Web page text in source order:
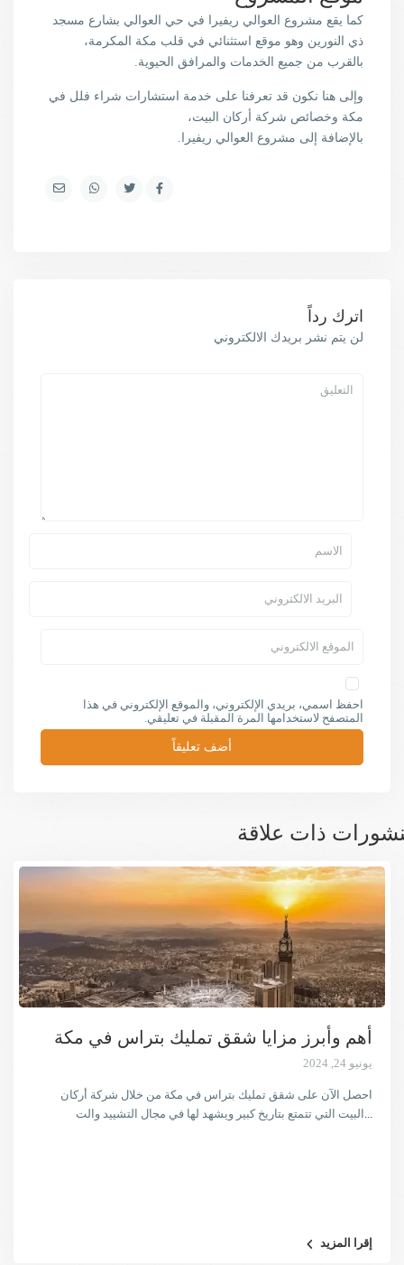
كما يقع مشروع العوالي ريفيرا في حي العوالي بشارع مسجد
ذي النورين وهو موقع استثنائي في قلب مكة المكرمة،
بالقرب من جميع الخدمات والمرافق الحيوية.
وإلى هنا نكون قد تعرفنا على خدمة استشارات شراء فلل في
مكة وخصائص شركة أركان البيت،
بالإضافة إلى مشروع العوالي ريفيرا.
اترك رداً
لن يتم نشر بريدك الالكتروني
احفظ اسمي، بريدي الإلكتروني، والموقع الإلكتروني في هذا
المتصفح لاستخدامها المرة المقبلة في تعليقي.
ذات علاقة
أهم وأبرز مزايا شقق تمليك بتراس في مكة
يونيو 24, 2024
احصل الآن على شقق تمليك بتراس في مكة من خلال شركة أركان
البيت التي تتمتع بتاريخ كبير ويشهد لها في مجال التشييد والت ...
إقرا المزيد